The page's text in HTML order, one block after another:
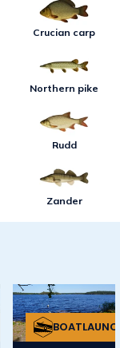
Crucian carp
Northern pike
Rudd
Zander
BOATLAUNCH